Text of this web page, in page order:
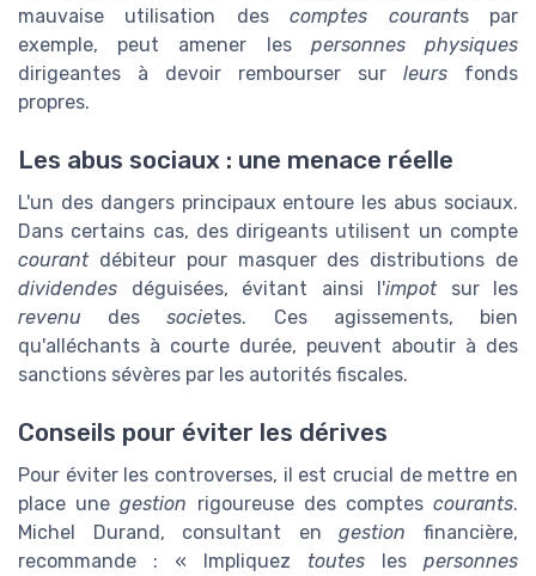
mauvaise utilisation descomptes courants par
exemple, peut amener les personnes physiques
dirigeantes à devoir rembourser sur leurs fonds
propres.
Les abus sociaux : une menace réelle
L'un des dangers principaux entoure les abus sociaux.
Dans certains cas, des dirigeants utilisent un compte
courantdébiteur pour masquer des distributions de
dividendes déguisées, évitant ainsi l'impotsur les
revenu dessocietes. Ces agissements, bien
qu'alléchants à courte durée, peuvent aboutir à des
sanctions sévères par les autorités fiscales.
Conseils pour éviter les dérives
Pour éviter les controverses, il est crucial de mettre en
place unegestion rigoureuse des comptescourants.
Michel Durand, consultant engestion financière,
recommande : « Impliquez toutes les personnes